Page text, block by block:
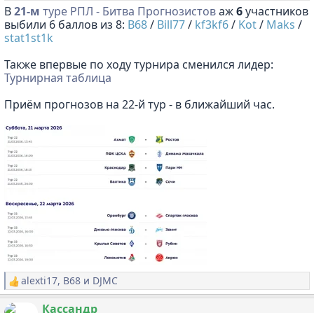
В21-м туре РПЛ - Битва Прогнозистоваж6участников
выбили 6 баллов из 8: B68/ Bill77/ kf3kf6/ Kot/ Maks /
stat1st1k
Также впервые по ходу турнира сменился лидер:
Турнирная таблица
Приём прогнозов на 22-й тур - в ближайший час.
Р
е
а
alexti17, B68 и DJMC
Кассандр